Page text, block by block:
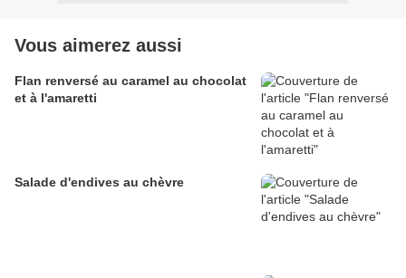
Vous aimerez aussi
Flan renversé au caramel au chocolat
et à l'amaretti
Salade d'endives au chèvre